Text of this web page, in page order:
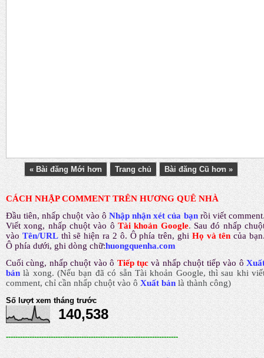
« Bài đăng Mới hơn Trang chủ Bài đăng Cũ hơn »
CÁCH NHẬP COMMENT TRÊN HƯƠNG QUÊ NHÀ
Đầu tiên, nhấp chuột vào ô Nhập nhận xét của bạn rồi viết comment
Viết xong, nhấp chuột vào ô Tài khoản Google. Sau đó nhấp
vào Tên/URL thì sẽ hiện ra 2 ô. Ô phía trên, ghi Họ và tên của
Ô phía dưới, ghi dòng chữ:huongquenha.com
Cuối cùng, nhấp chuột vào ô Tiếp tục và nhấp chuột tiếp vào ô
bản là xong.(Nếu bạn đã có sẵn Tài khoản Google, thì sau khi
comment, chỉ cần nhấp chuột vào ô Xuất bảnlà thành công)
Số lượt xem tháng trước
140,538
-------------------------------------------------------------------------